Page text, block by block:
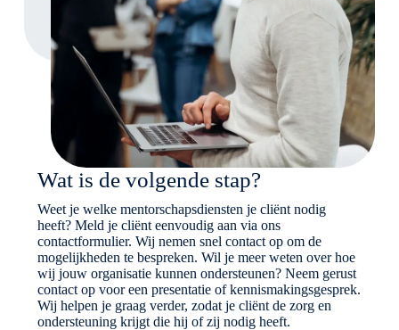
Wat is de volgende stap?
Weet je welke mentorschapsdiensten je cliënt nodig
heeft? Meld je cliënt eenvoudig aan via ons
contactformulier. Wij nemen snel contact op om de
mogelijkheden te bespreken. Wil je meer weten over hoe
wij jouw organisatie kunnen ondersteunen? Neem gerust
contact op voor een presentatie of kennismakingsgesprek.
Wij helpen je graag verder, zodat je cliënt de zorg en
ondersteuning krijgt die hij of zij nodig heeft.